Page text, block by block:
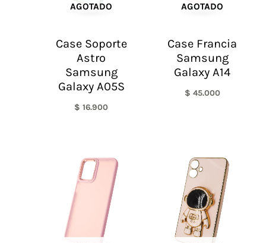
AGOTADO
Case Soporte
Astro
Samsung
Galaxy A05S
$ 16.900
AGOTADO
Case Francia
Samsung
Galaxy A14
$ 45.000